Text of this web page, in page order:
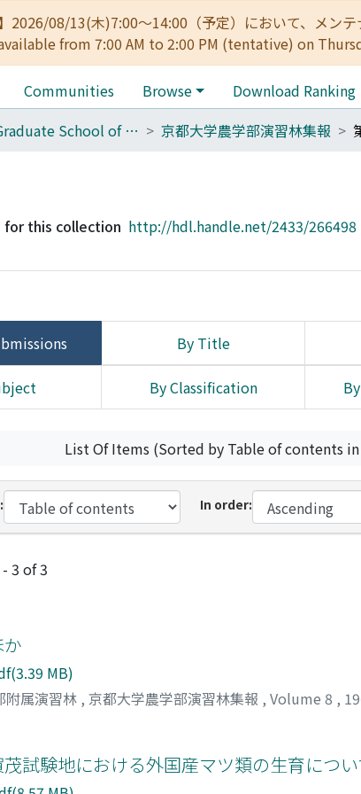
】2026/08/13(木)7:00～14:00（予定）において、メ
from 7:00 AM to 2:00 PM (tentative) on
Communities Browse Download Ranking
100_Graduate School of Agriculture 京都大学農学部演習林集報
for this collection http://hdl.handle.net/2433/266498
By Title
By Classification
List Of Items (Sorted by Table of contents
In order:
3 of 3
MB)
附属演習林 , 京都大学農学部演習林集報 , Volume 8 ,
試験地における外国産マツ類の生育につい